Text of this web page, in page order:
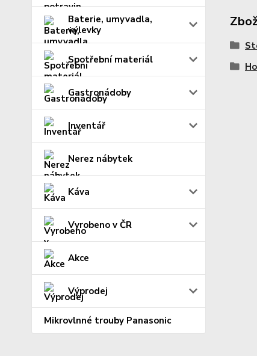
Baterie, umyvadla,
výlevky
Spotřební materiál
Gastronádoby
Inventář
Nerez nábytek
Káva
Vyrobeno v ČR
Akce
Výprodej
Mikrovlnné trouby Panasonic